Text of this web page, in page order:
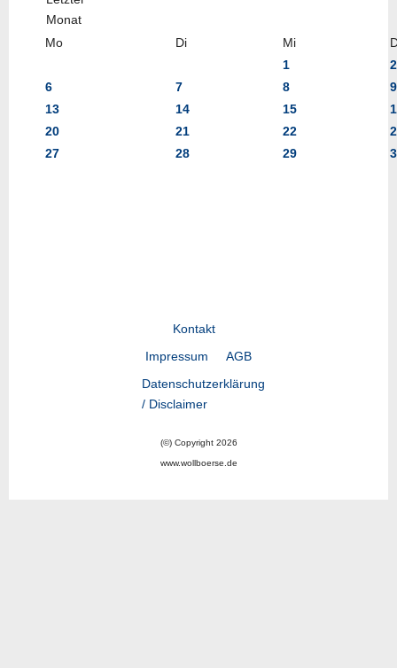
Mo Di Mi
1
2
6
7 8
9
13
14 15
20
21 22
27
28 29
Kontakt
Impressum
AGB
Datenschutzerklärung
/ Disclaimer
(©) Copyright 2026
www.wollboerse.de